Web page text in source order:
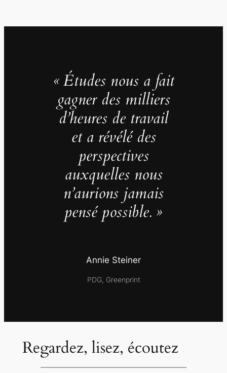
« Études nous a fait
gagner des milliers
d’heures de travail
et a révélé des
perspectives
auxquelles nous
n’aurions jamais
pensé possible. »
Annie Steiner
PDG, Greenprint
Regardez, lisez, écoutez